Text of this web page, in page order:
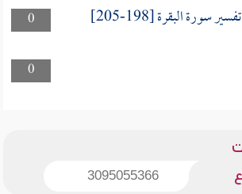
0
سورة البقرة [198-205]
0
3095055366